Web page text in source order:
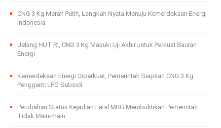
CNG 3 Kg Merah Putih, Langkah Nyata Menuju Kemerdekaan Energi
Indonesia
Jelang HUT RI, CNG 3 Kg Masuki Uji Akhir untuk Perkuat Bauran
Energi
Kemerdekaan Energi Diperkuat, Pemerintah Siapkan CNG 3 Kg
Pengganti LPG Subsidi
Perubahan Status Kejadian Fatal MBG Membuktikan Pemerintah
Tidak Main-main